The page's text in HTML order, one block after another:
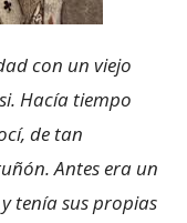
con un viejo
Hacía tiempo
de tan
Antes era un
tenía sus propias